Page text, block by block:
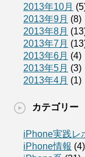
2013年10月
2013年9月 (8)
2013年8月
2013年7月
2013年6月 (4)
2013年5月 (3)
2013年4月 (1)
カテゴリー
iPhone実践レ
iPhone情報 (4)